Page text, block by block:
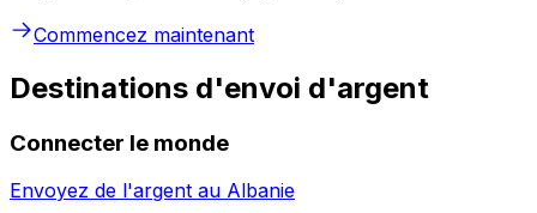
Commencez maintenant
Destinations d'envoi d'argent
Connecter le monde
Envoyez de l'argent au Albanie